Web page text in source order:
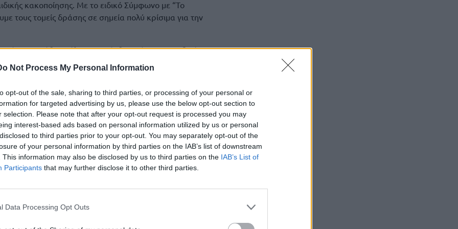
Not Process My Personal Information
opt-out of the sale, sharing to third parties, or processing of your personal or
for targeted advertising by us, please use the below opt-out section to
selection. Please note that after your opt-out request is processed you may
interest-based ads based on personal information utilized by us or personal
to third parties prior to your opt-out. You may separately opt-out of the
of your personal information by third parties on the IAB’s list of downstream
This information may also be disclosed by us to third parties on the IAB’s List of
Participants that may further disclose it to other third parties.
Data Processing Opt Outs
κακοποίησης. Με το ειδικό Σύμφωνο με “Το
τους τομείς δράσης σε σημεία πολύ κρίσιμα για την
σε κάθε ευάλωτο συνάνθρωπό μας και ειδικά στα
δεν αφήνουν κανένα συμπολίτη μας απροστάτευτο.
την ανταπόκρισή του και τη θετική εξέλιξη, καθώς ο
χαρακτηριστικά, και η κοινωνική υποστήριξη
απαιτεί τον επανασχεδιασμό των δράσεων και
μεταξύ άλλων, θέτει στη διάθεση του Δήμου
για τα Παιδιά SOS 1056
για τις Εξαφανίσεις 116000
Παιδιών 116111
ενήλικες 1017
Εντατικής Θεραπείας για νεογνά και παιδιά (Ασθενοφόρα),